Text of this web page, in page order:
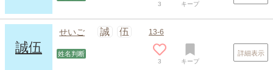
3 キープ
誠伍
せいご 誠 伍 13-6
姓名判断
3 キープ
詳細表示